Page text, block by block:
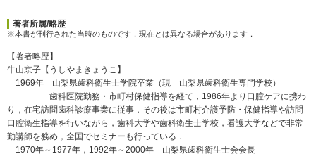
著者所属/略歴
※本書が刊行された当時のものです．現在とは異なる場合があります．
【著者略歴】
牛山京子【うしやまきょうこ】
1969年 山梨県歯科衛生士学院卒業（現 山梨県歯科衛生専門学校）
歯科医院勤務・市町村保健指導を経て，1986年より口腔ケアに携わ
り，在宅訪問歯科診療事業に従事．その後は市町村介護予防・保健指導や訪問
口腔衛生指導を行いながら，歯科大学や歯科衛生士学校，看護大学などで非常
勤講師を務め，全国でセミナーも行っている．
1970年～1977年，1992年～2000年 山梨県歯科衛生士会会長